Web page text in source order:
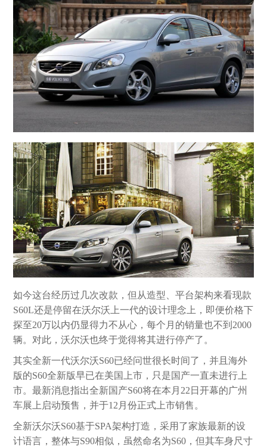
如今这台经历过几次改款，但从造型、平台架构来看现款
S60L还是停留在沃尔沃上一代的设计理念上，即便价格下
探至20万以内仍显得力不从心，每个月的销量也不到2000
辆。对此，沃尔沃也终于觉得将其进行停产了。
其实全新一代沃尔沃S60已经问世很长时间了，并且海外
版的S60全新版早已在美国上市，只是国产一直未进行上
市。最新消息指出全新国产S60将在本月22日开幕的广州
车展上启动预售，并于12月份正式上市销售。
全新沃尔沃S60基于SPA架构打造，采用了家族最新的设
计语言，整体与S90相似，虽然命名为S60，但其车身尺寸